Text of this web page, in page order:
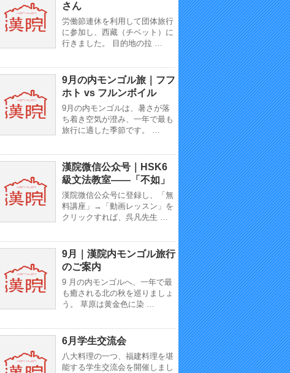
さん
労働節連休を利用して団体旅行
に参加し、西藏（チベット）に
行きました。 目的地の拉 …
9月の内モンゴル旅｜フフ
ホト vs フルンボイル
9月の内モンゴルは、暑さが落
ち着き空気が澄み、一年で最も
旅行に適した季節です。 …
漢院微信公众号｜HSK6
級文法教室——「不如」
漢院微信公众号に登録し、「無
料講座」→「動画レッスン」を
クリックすれば、呉凡先生 …
9月｜漢院内モンゴル旅行
のご案内
9 月の内モンゴルへ、一年で最
も癒される北の秋を巡りましょ
う。 草原は黄金色に染 …
6月学生交流会
八大料理の一つ、福建料理を堪
能する学生交流会を開催しまし